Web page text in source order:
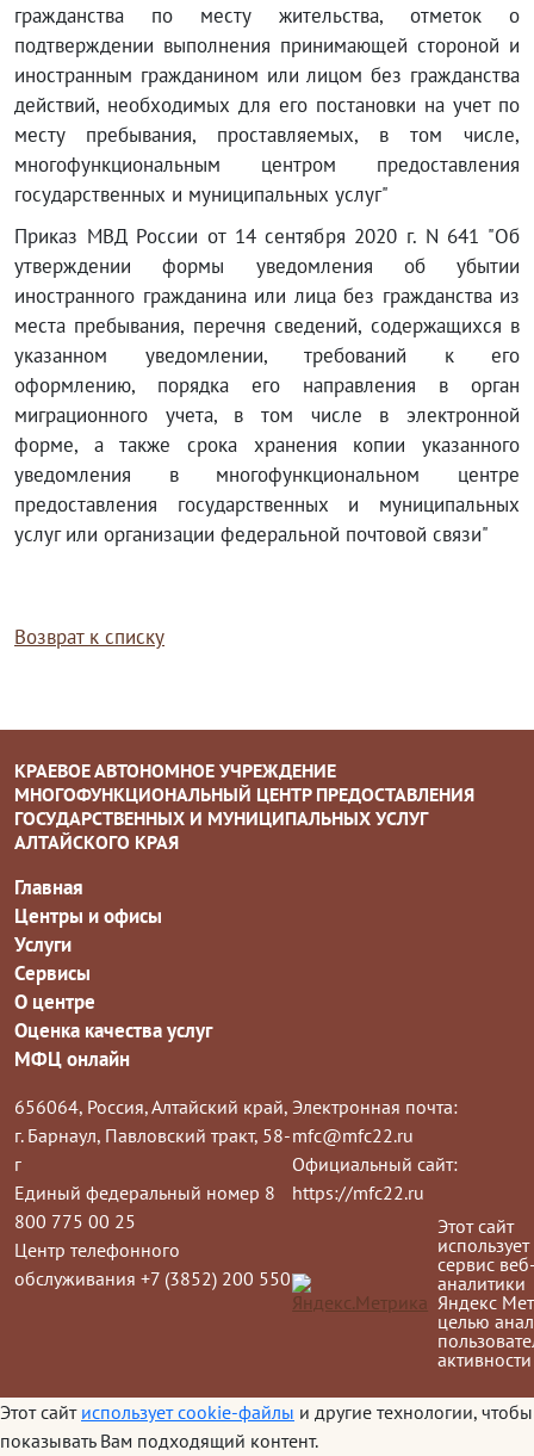
гражданства по месту жительства, отметок о
подтверждении выполнения принимающей стороной и
иностранным гражданином или лицом без гражданства
действий, необходимых для его постановки на учет по
месту пребывания, проставляемых, в том числе,
многофункциональным центром предоставления
государственных и муниципальных услуг"
Приказ МВД России от 14 сентября 2020 г. N 641 "Об
утверждении формы уведомления об убытии
иностранного гражданина или лица без гражданства из
места пребывания, перечня сведений, содержащихся в
указанном уведомлении, требований к его
оформлению, порядка его направления в орган
миграционного учета, в том числе в электронной
форме, а также срока хранения копии указанного
уведомления в многофункциональном центре
предоставления государственных и муниципальных
услуг или организации федеральной почтовой связи"
Возврат к списку
КРАЕВОЕ АВТОНОМНОЕ УЧРЕЖДЕНИЕ
МНОГОФУНКЦИОНАЛЬНЫЙ ЦЕНТР ПРЕДОСТАВЛЕНИЯ
ГОСУДАРСТВЕННЫХ И МУНИЦИПАЛЬНЫХ УСЛУГ
АЛТАЙСКОГО КРАЯ
Главная
Центры и офисы
Услуги
Сервисы
О центре
Оценка качества услуг
МФЦ онлайн
656064, Россия, Алтайский край,
г. Барнаул, Павловский тракт, 58-
г
Единый федеральный номер 8
800 775 00 25
Центр телефонного
обслуживания +7 (3852) 200 550
Электронная почта:
mfc@mfc22.ru
Официальный сайт:
https://mfc22.ru
Этот сайт
использует
сервис
аналитики
Яндекс
целью
активности
Этот сайт использует cookie-файлы и другие технологии, чтобы
показывать Вам подходящий контент.